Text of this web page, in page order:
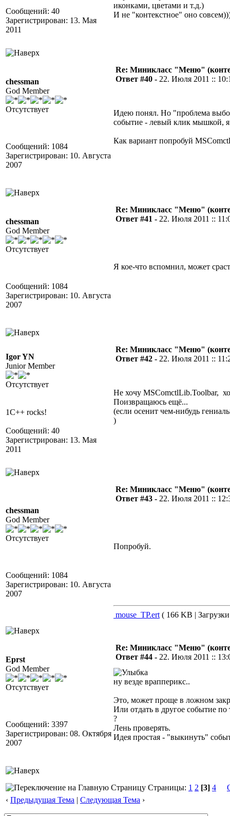
Сообщений: 40
Зарегистрирован: 13. Мая
2011
иконками, цветами и т.д.)
И не "контекстное" оно
chessman
God Member
Отсутствует
Сообщений: 1084
Зарегистрирован: 10. Августа
2007
Re: Миникласс "Меню"
Ответ #40 - 22. Июля 2011 ::
Идею понял. Но "проблема
событие - левый клик мышкой,
Как вариант попробуй
chessman
God Member
Отсутствует
Сообщений: 1084
Зарегистрирован: 10. Августа
2007
Re: Миникласс "Меню"
Ответ #41 - 22. Июля 2011 ::
Я кое-что вспомнил, может
Igor YN
Junior Member
Отсутствует
1C++ rocks!
Сообщений: 40
Зарегистрирован: 13. Мая
2011
Re: Миникласс "Меню"
Ответ #42 - 22. Июля 2011 ::
Не хочу MSComctlLib.Toolbar,
Поизвращаюсь ещё...
(если осенит чем-нибудь
)
chessman
God Member
Отсутствует
Сообщений: 1084
Зарегистрирован: 10. Августа
2007
Re: Миникласс "Меню"
Ответ #43 - 22. Июля 2011 ::
Попробуй.
mouse_TP.ert ( 166 KB |
Eprst
God Member
Отсутствует
Сообщений: 3397
Зарегистрирован: 08. Октября
2007
Re: Миникласс "Меню"
Ответ #44 - 22. Июля 2011 ::
ну везде врапперикс..
Это, может проще в ложном
Или отдать в другое событие
?
Лень проверять.
Идея простая - "выкинуть"
Страницы: 1 2 [3] 4
‹ Предыдущая Тема | Следующая Тема ›